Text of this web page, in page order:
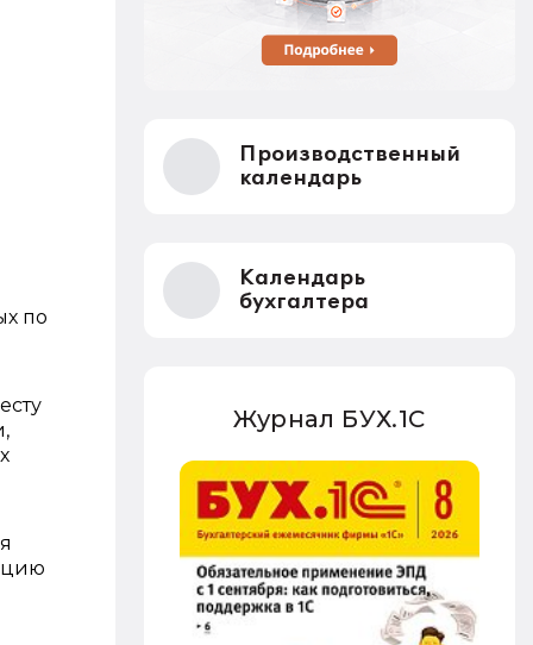
по
Производственный
календарь
Календарь
бухгалтера
Журнал БУХ.1С